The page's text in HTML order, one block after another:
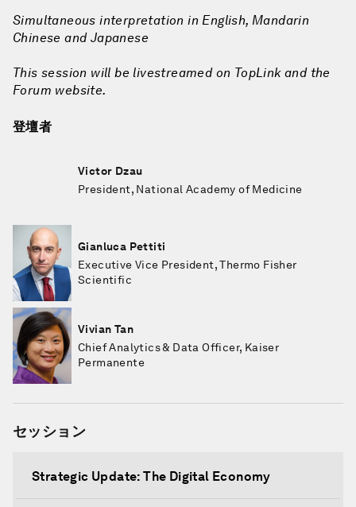
Simultaneous interpretation in English, Mandarin
Chinese and Japanese
This session will be livestreamed on TopLink and the
Forum website.
登壇者
Victor Dzau
President, National Academy of Medicine
Gianluca Pettiti
Executive Vice President, Thermo Fisher
Scientific
Vivian Tan
Chief Analytics & Data Officer, Kaiser
Permanente
セッション
Strategic Update: The Digital Economy